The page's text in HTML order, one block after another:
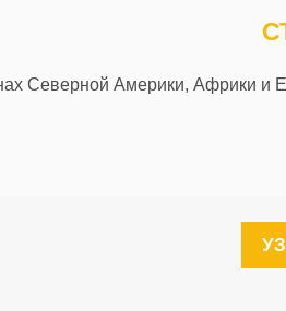
Северной Америки, Африки и